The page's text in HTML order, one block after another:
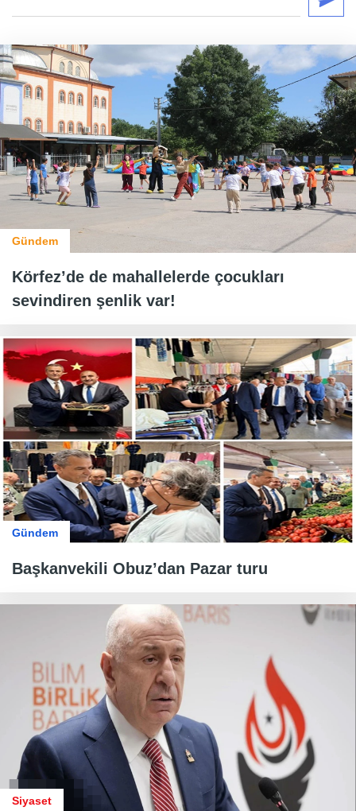
Gündem
Körfez’de de mahallelerde çocukları
sevindiren şenlik var!
Gündem
Başkanvekili Obuz’dan Pazar turu
Siyaset